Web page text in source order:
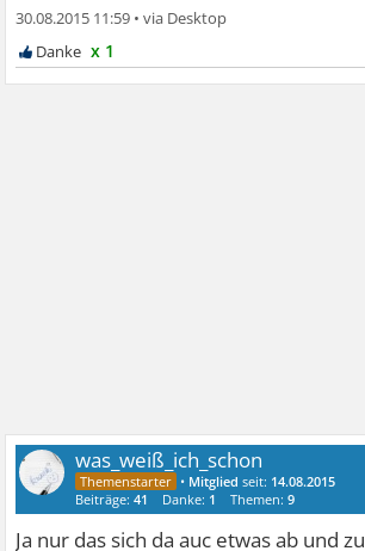
30.08.2015 11:59 •
x 1
was_weiß_ich_schon
• Mitglied seit: 14.08.2015
Beiträge:41 Danke: 1 Themen:9
Ja nur das sich da auc etwas ab und zu